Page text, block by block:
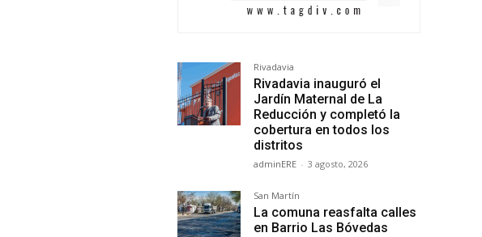
Rivadavia
Rivadavia inauguró el
Jardín Maternal de La
Reducción y completó la
cobertura en todos los
distritos
adminERE - 3 agosto, 2026
San Martín
La comuna reasfalta calles
en Barrio Las Bóvedas